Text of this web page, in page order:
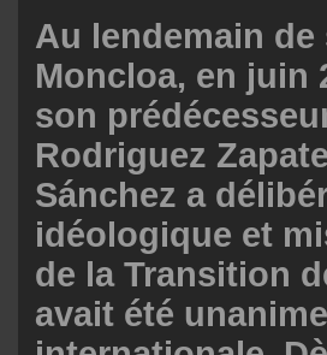
Au lendemain
Moncloa, en juin
son
Rodriguez
Sánchez a
idéologique et
de la Transition
avait été